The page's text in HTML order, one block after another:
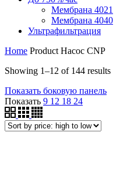
Мембрана 4021
Мембрана 4040
Ультрафильтрация
Home Product Насос CNP
Showing 1–12 of 144 results
Показать боковую панель
Показать 9 12 18 24